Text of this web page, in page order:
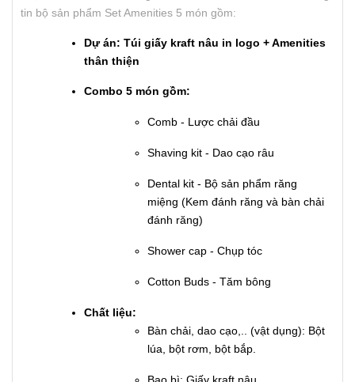
tin bộ sản phẩm Set Amenities 5 món gồm:
Dự án: Túi giấy kraft nâu in logo + Amenities
thân thiện
Combo 5 món gồm:
Comb - Lược chải đầu
Shaving kit - Dao cạo râu
Dental kit - Bộ sản phẩm răng
miệng (Kem đánh răng và bàn chải
đánh răng)
Shower cap - Chụp tóc
Cotton Buds - Tăm bông
Chất liệu:
Bàn chải, dao cạo,.. (vật dụng): Bột
lúa, bột rơm, bột bắp.
Bao bì: Giấy kraft nâu